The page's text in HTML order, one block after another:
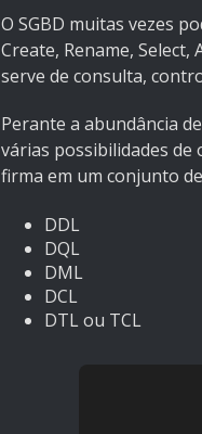
O SGBD muitas vezes
Create, Rename,
serve de consulta,
Perante a abundância
várias possibilidades de
firma em um conjunto
DDL
DQL
DML
DCL
DTL ou TCL